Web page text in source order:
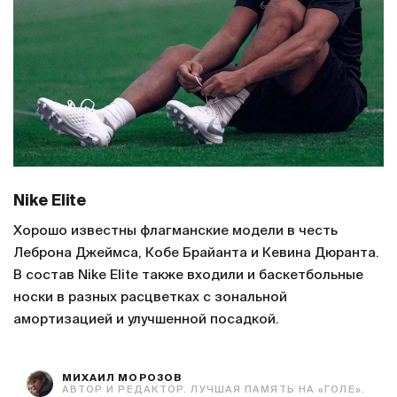
Nike Elite
Хорошо известны флагманские модели в честь
Леброна Джеймса, Кобе Брайанта и Кевина Дюранта.
В состав Nike Elite также входили и баскетбольные
носки в разных расцветках с зональной
амортизацией и улучшенной посадкой.
МИХАИЛ МОРОЗОВ
АВТОР И РЕДАКТОР. ЛУЧШАЯ ПАМЯТЬ НА «ГОЛЕ».